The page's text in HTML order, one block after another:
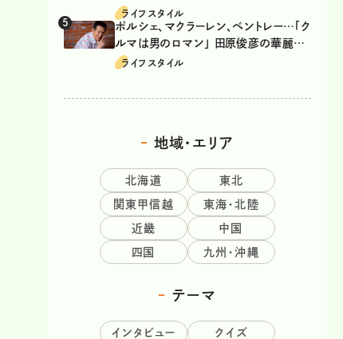
ライフスタイル
ポルシェ、マクラーレン、ベントレー…「ク
ルマは男のロマン」 田原俊彦の華麗な
る愛車遍歴
ライフスタイル
地域・エリア
北海道 東北
関東甲信越 東海・北陸
近畿 中国
四国 九州・沖縄
テーマ
インタビュー クイズ